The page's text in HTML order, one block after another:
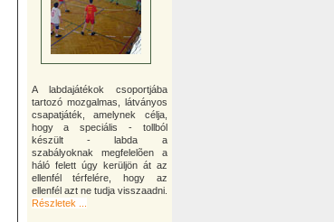
A labdajátékok csoportjába
tartozó mozgalmas, látványos
csapatjáték, amelynek célja,
hogy a speciális - tollból
készült - labda a
szabályoknak megfelelõen a
háló felett úgy kerüljön át az
ellenfél térfelére, hogy az
ellenfél azt ne tudja visszaadni.
Részletek ...